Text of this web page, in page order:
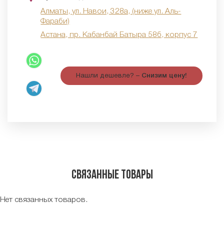
Алматы, ул. Навои, 328а, (ниже ул. Аль-
Фараби)
Астана, пр. Кабанбай Батыра 58б, корпус 7
Нашли дешевле? – Снизим цену!
Связанные товары
Нет связанных товаров.